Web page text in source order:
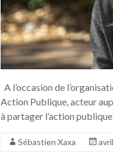
A l’occasion de
Action Publique, acteur
à partager l’action
Sébastien Xaxa